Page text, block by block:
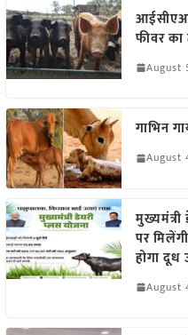
फीवर का
August
गाभिन
August
पर
होगा दूध
August